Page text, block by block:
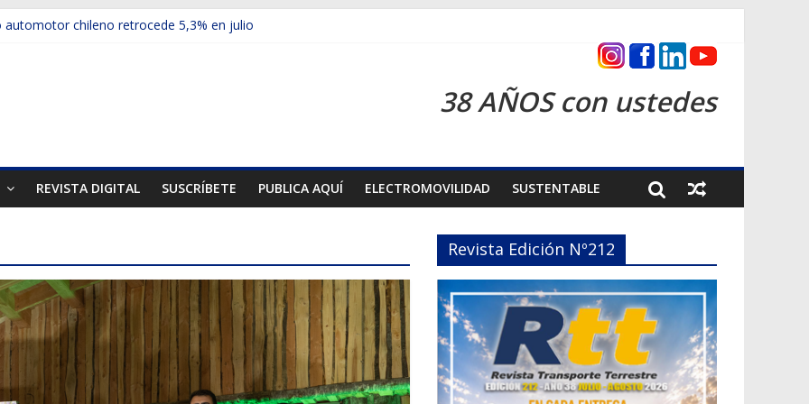
automotor chileno retrocede 5,3% en julio
presentó la recién estrenada Bolden en la Expo Compras Públicas 2026
mercado internacional en lanzar la nueva Maxus T70
38 AÑOS con ustedes
REVISTA DIGITAL SUSCRÍBETE PUBLICA AQUÍ ELECTROMOVILIDAD SUSTENTABLE
Revista Edición Nº212